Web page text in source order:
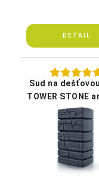
Sud na
TOWER STONE
500l